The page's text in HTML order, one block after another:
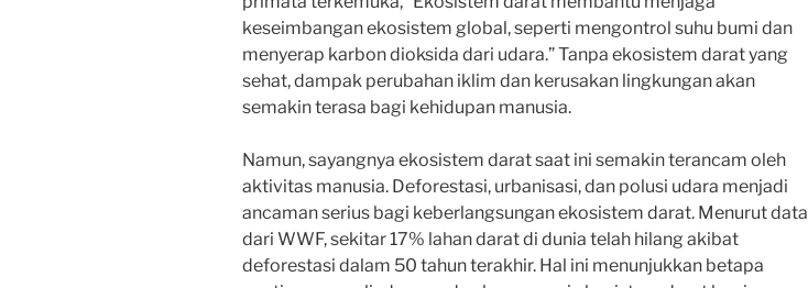
keseimbangan ekosistem global, seperti mengontrol suhu bumi dan
menyerap karbon dioksida dari udara.” Tanpa ekosistem darat yang
sehat, dampak perubahan iklim dan kerusakan lingkungan akan
semakin terasa bagi kehidupan manusia.
Namun, sayangnya ekosistem darat saat ini semakin terancam oleh
aktivitas manusia. Deforestasi, urbanisasi, dan polusi udara menjadi
ancaman serius bagi keberlangsungan ekosistem darat. Menurut data
dari WWF, sekitar 17% lahan darat di dunia telah hilang akibat
deforestasi dalam 50 tahun terakhir. Hal ini menunjukkan betapa